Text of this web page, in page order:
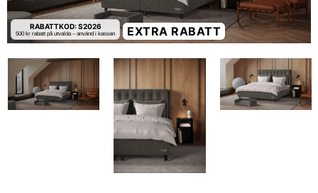
RABATTKOD: S2026
500 kr rabatt på utvalda – använd i kassan EXTRA RABATT